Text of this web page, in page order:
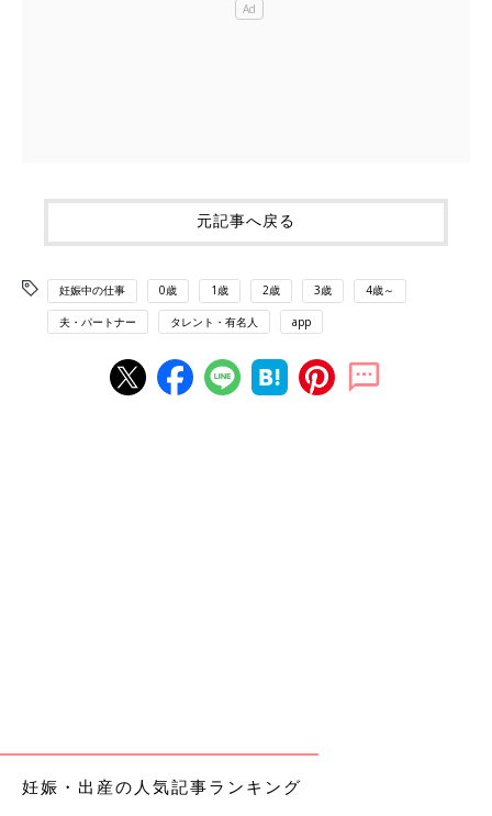
元記事へ戻る
妊娠中の仕事 0歳 1歳 2歳 3歳 4歳～
夫・パートナー タレント・有名人 app
妊娠・出産の人気記事ランキング